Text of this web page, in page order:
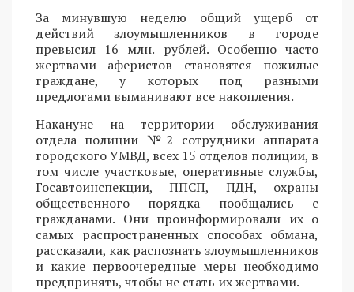
За минувшую неделю общий ущерб от
действий злоумышленников в городе
превысил 16 млн. рублей. Особенно часто
жертвами аферистов становятся пожилые
граждане, у которых под разными
предлогами выманивают все накопления.
Накануне на территории обслуживания
отдела полиции №2 сотрудники аппарата
городского УМВД, всех 15 отделов полиции, в
том числе участковые, оперативные службы,
Госавтоинспекции, ППСП, ПДН, охраны
общественного порядка пообщались с
гражданами. Они проинформировали их о
самых распространенных способах обмана,
рассказали, как распознать злоумышленников
и какие первоочередные меры необходимо
предпринять, чтобы не стать их жертвами.